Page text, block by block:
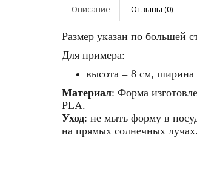
Описание Отзывы (0)
Размер указан по большей
Для примера:
высота = 8 см, ширина
Материал: Форма
PLA.
Уход: не мыть форму в
на прямых солнечных лучах.